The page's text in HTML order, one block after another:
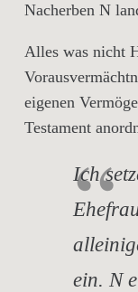
Nacherben N
Alles was nicht
eigenen
Testament
Ich
ein. N